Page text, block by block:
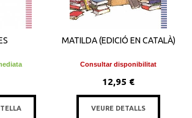
MATILDA (EDICIÓ EN CATALÀ)
Consultar disponibilitat
12,95 €
VEURE DETALLS